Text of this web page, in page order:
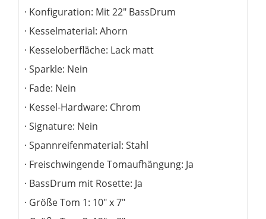
Konfiguration: Mit 22" BassDrum
Kesselmaterial: Ahorn
Kesseloberfläche: Lack matt
Sparkle: Nein
Fade: Nein
Kessel-Hardware: Chrom
Signature: Nein
Spannreifenmaterial: Stahl
Freischwingende Tomaufhängung: Ja
BassDrum mit Rosette: Ja
Größe Tom 1: 10" x 7"